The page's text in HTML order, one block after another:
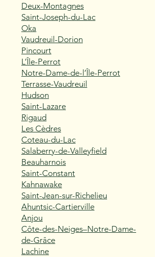
Deux-Montagnes
Saint-Joseph-du-Lac
Oka
Vaudreuil-Dorion
Pincourt
L’Île-Perrot
Notre-Dame-de-l’Île-Perrot
Terrasse-Vaudreuil
Hudson
Saint-Lazare
Rigaud
Les Cèdres
Coteau-du-Lac
Salaberry-de-Valleyfield
Beauharnois
Saint-Constant
Kahnawake
Saint-Jean-sur-Richelieu
Ahuntsic-Cartierville
Anjou
Côte-des-Neiges–Notre-Dame-
de-Grâce
Lachine